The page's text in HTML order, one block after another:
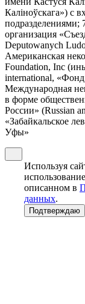
Калiноўскага») с
подразделениями;
организация
Deputowanych
Американская
Foundation, Inc
international,
Международная
в форме
России» (Russian
«Забайкальское
Уфы»
Используя
описанном в
данных.
Подтверждаю